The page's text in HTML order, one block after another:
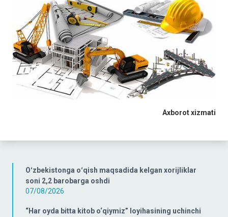
Oʻzbekistonga oʻqish maqsadida kelgan xorijliklar
soni 2,2 barobarga oshdi
07/08/2026
“Har oyda bitta kitob o‘qiymiz” loyihasining uchinchi
Axborot xizmati